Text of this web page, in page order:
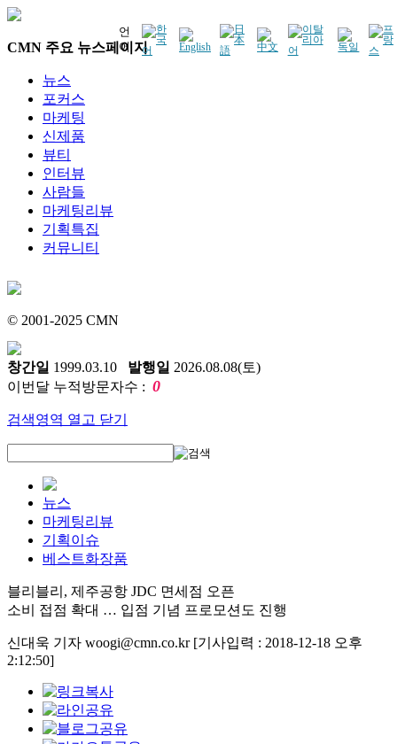
언
어
CMN 주요 뉴스페이지
뉴스
포커스
마케팅
신제품
뷰티
인터뷰
사람들
마케팅리뷰
기획특집
커뮤니티
© 2001-2025 CMN
창간일 1999.03.10 발행일 2026.08.08(토)
이번달 누적방문자수 : 0
검색영역 열고 닫기
뉴스
마케팅리뷰
기획이슈
베스트화장품
블리블리, 제주공항 JDC 면세점 오픈
소비 접점 확대 … 입점 기념 프로모션도 진행
신대욱 기자 woogi@cmn.co.kr [기사입력 : 2018-12-18 오후
2:12:50]